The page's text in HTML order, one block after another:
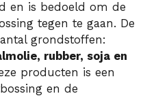
en is bedoeld om de
tegen te gaan. De
grondstoffen:
rubber, soja en
producten is een
en de